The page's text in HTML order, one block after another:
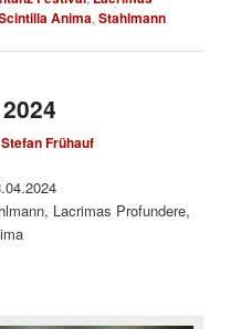
Anima,Stahlmann
Stefan Frühauf
Lacrimas Profundere,